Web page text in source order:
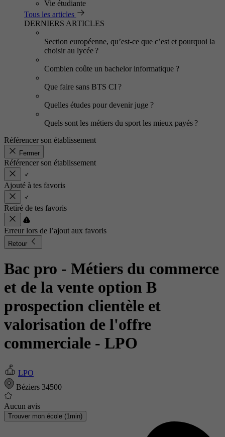
Vie étudiante
Tous les articles
DERNIERS ARTICLES
Section européenne, qu’est-ce que c’est et pourquoi la
choisir au lycée ?
Combien coûte un bachelor informatique ?
Que faire sans BTS CI ?
Quelles études pour devenir juge ?
Quels sont les métiers du sport les mieux payés ?
Référencer son établissement
Fermer
Référencer son établissement
Ajouté à tes favoris
Retiré de tes favoris
Erreur lors de l’ajout aux favoris
Retour
Bac pro - Métiers du commerce
et de la vente option B
prospection clientèle et
valorisation de l'offre
commerciale - LPO
LPO
Béziers 34500
Aucun avis
Trouver mon école (1min)